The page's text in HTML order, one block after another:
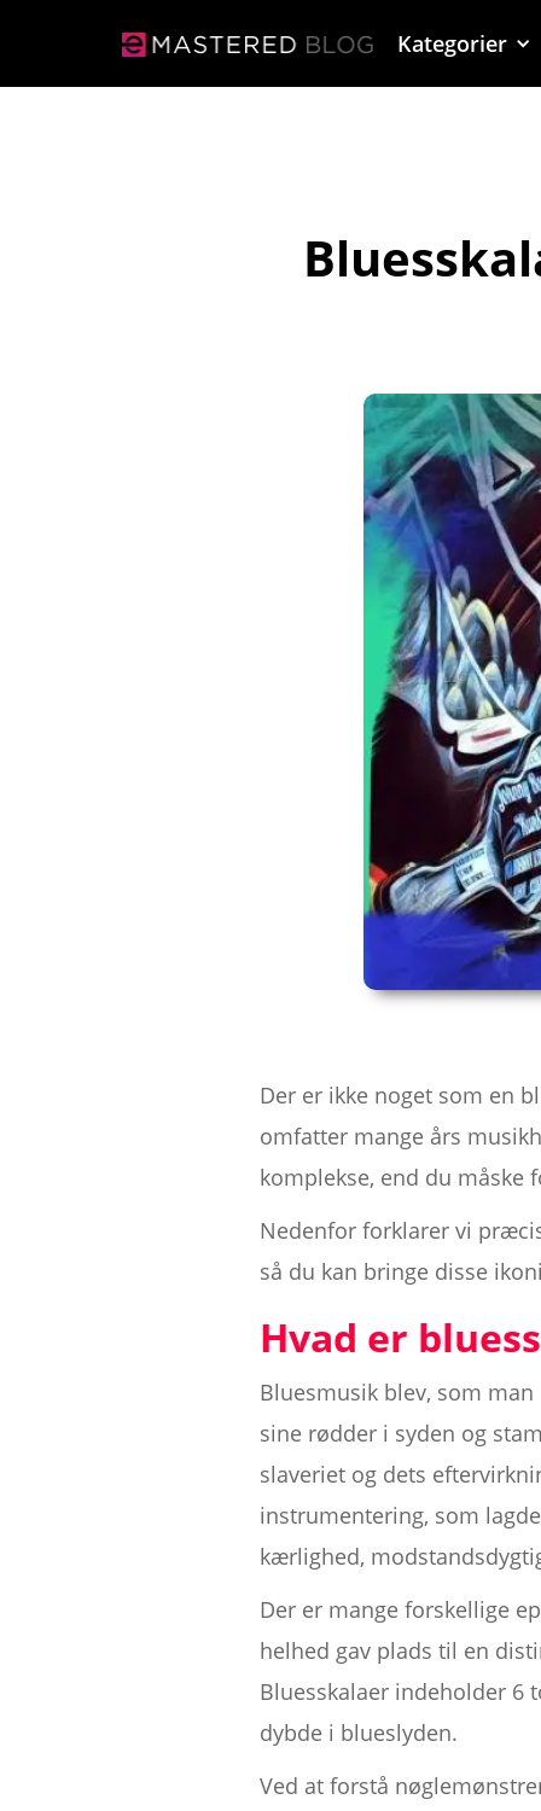
Kategorier
Der er ikke noget som en
omfatter mange års
komplekse, end du måske
Nedenfor forklarer vi
så du kan bringe disse
Hvad er
Bluesmusik blev, som
sine rødder i syden og
slaveriet og dets
instrumentering, som
kærlighed,
Der er mange forskellige
helhed gav plads til en
Bluesskalaer indeholder 6
dybde i blueslyden.
Ved at forstå